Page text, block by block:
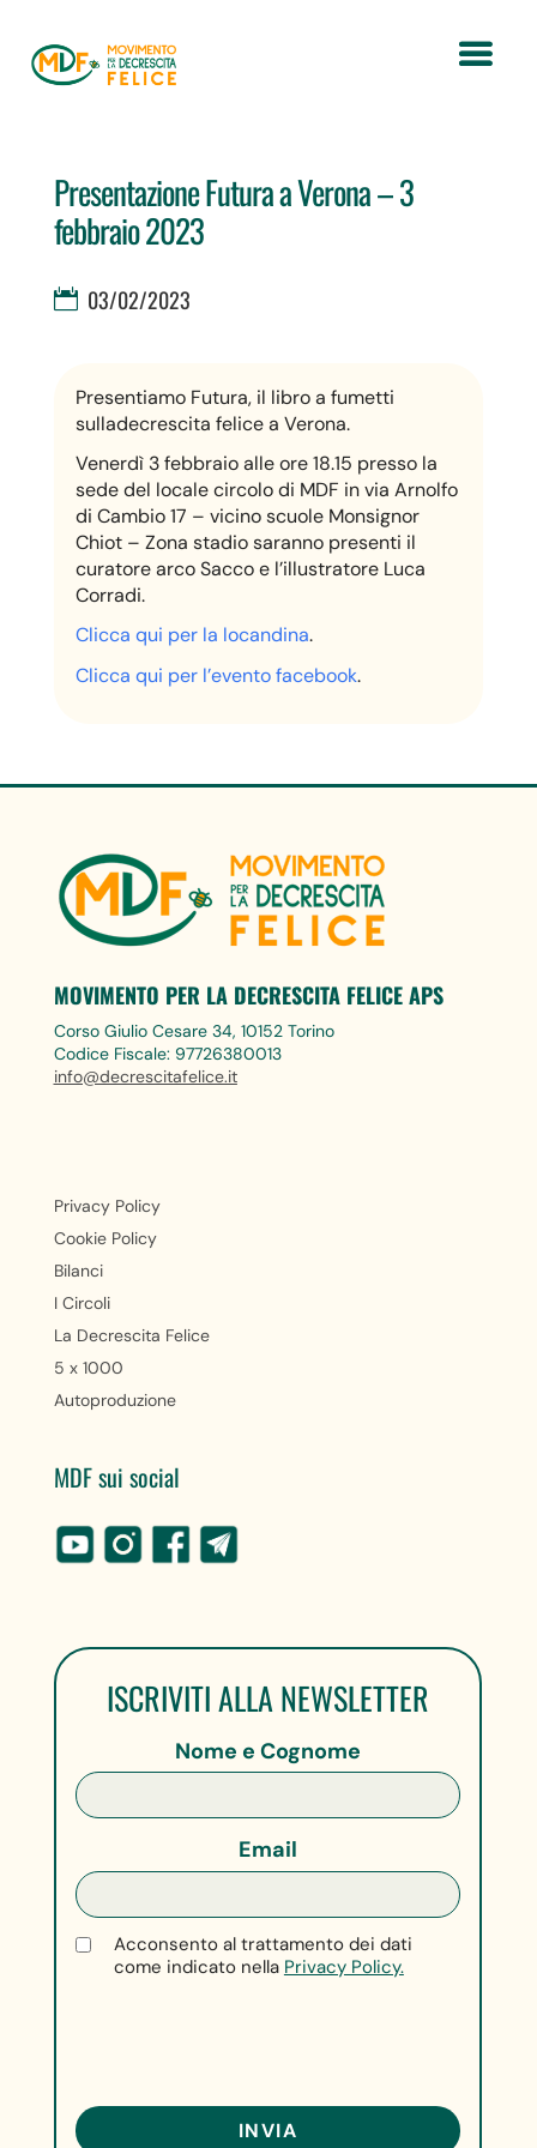
Presentazione Futura a Verona – 3
febbraio 2023
03/02/2023
Presentiamo Futura, il libro a fumetti
sulladecrescita felice a Verona.
Venerdì 3 febbraio alle ore 18.15 presso la
sede del locale circolo di MDF in via Arnolfo
di Cambio 17 – vicino scuole Monsignor
Chiot – Zona stadio saranno presenti il
curatore arco Sacco e l’illustratore Luca
Corradi.
Clicca qui per la locandina.
Clicca qui per l’evento facebook.
MOVIMENTO PER LA DECRESCITA FELICE APS
Corso Giulio Cesare 34, 10152 Torino
Codice Fiscale: 97726380013
info@decrescitafelice.it
Privacy Policy
Cookie Policy
Bilanci
I Circoli
La Decrescita Felice
5 x 1000
Autoproduzione
MDF sui social
ISCRIVITI ALLA NEWSLETTER
Nome e Cognome
Email
Acconsento al trattamento dei dati
come indicato nella Privacy Policy.